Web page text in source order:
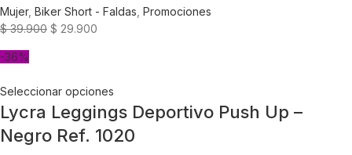
Mujer, Biker Short - Faldas Promociones
$39.900 $ 29.900
-36%
Seleccionar opciones
Lycra Leggings Deportivo Push Up –
Negro Ref. 1020